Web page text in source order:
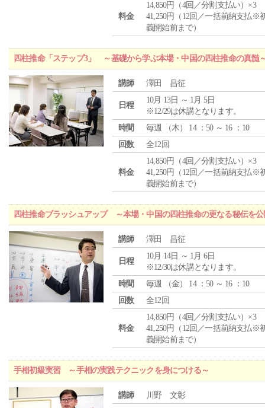
料金
14,850円（4回／分割支払い）×3
41,250円（12回／一括前納支払※
義開始前まで）
四柱推命「ステップ3」 ～基礎から学ぶ本場・中国の四柱推命の真髄
講師 澤田 昌征
日程
10月 13日 ～ 1月 5日
※12/29は休講となります。
時間
毎週 （木） 14 ：50 ～ 16 ：10
回数
全12回
料金
14,850円（4回／分割支払い）×3
41,250円（12回／一括前納支払※
義開始前まで）
四柱推命ブラッシュアップ ～本場・中国の四柱推命の更なる秘伝を
講師 澤田 昌征
日程
10月 14日 ～ 1月 6日
※12/30は休講となります。
時間
毎週 （金） 14 ：50 ～ 16 ：10
回数
全12回
料金
14,850円（4回／分割支払い）×3
41,250円（12回／一括前納支払※
義開始前まで）
手相初級実習 ～手相の実践テクニックを身につける～
講師
川野 文彰